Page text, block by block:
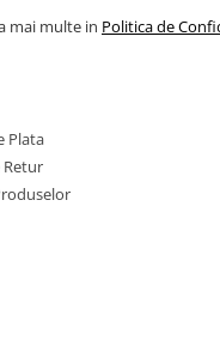
mai multe in Politica de
Plata
Retur